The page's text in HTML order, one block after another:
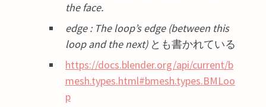
the face.
edge : The loop’s edge (between this
loop and the next)とも書かれている
https://docs.blender.org/api/current/b
mesh.types.html#bmesh.types.BMLoo
p